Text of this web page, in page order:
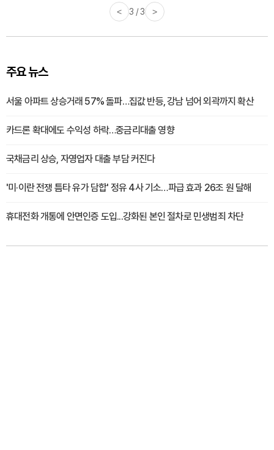
< 3 / 3 >
주요 뉴스
서울 아파트 상승거래 57% 돌파…집값 반등, 강남 넘어 외곽까지 확산
카드론 확대에도 수익성 하락…중금리대출 영향
국채금리 상승, 자영업자 대출 부담 커진다
'미·이란 전쟁 틈타 유가 담합' 정유 4사 기소…파급 효과 26조 원 달해
휴대전화 개통에 안면인증 도입...강화된 본인 절차로 민생범죄 차단